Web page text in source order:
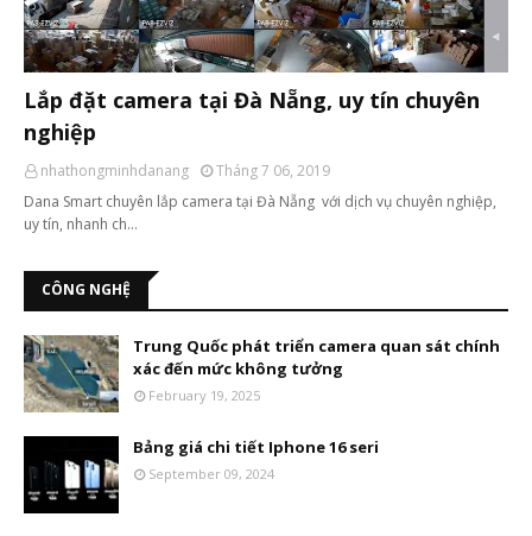
Lắp đặt camera tại Đà Nẵng, uy tín chuyên
nghiệp
nhathongminhdanang
Tháng 7 06, 2019
Dana Smart chuyên lắp camera tại Đà Nẵng với dịch vụ chuyên nghiệp,
uy tín, nhanh ch…
CÔNG NGHỆ
Trung Quốc phát triển camera quan sát chính
xác đến mức không tưởng
February 19, 2025
Bảng giá chi tiết Iphone 16 seri
September 09, 2024